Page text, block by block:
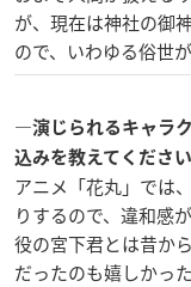
が、現在は神社の御
ので、いわゆる俗世
―演じられるキャラ
込みを教えてください
アニメ「花丸」では
りするので、違和感
役の宮下君とは昔か
だったのも嬉しかった